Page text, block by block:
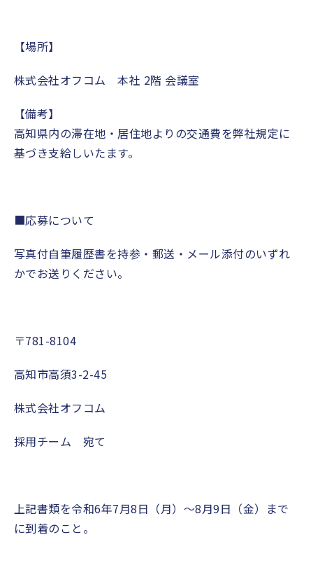
【場所】
株式会社オフコム 本社 2階 会議室
【備考】
高知県内の滞在地・居住地よりの交通費を弊社規定に
基づき支給しいたます。
■応募について
写真付自筆履歴書を持参・郵送・ メール添付のいずれ
かでお送りください。
〒781-8104
高知市高須3-2-45
株式会社オフコム
採用チーム 宛て
上記書類を令和6年7月8日（月）〜8月9日（金）まで
に到着の こと。